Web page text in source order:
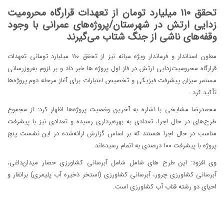
تحقق ۱۱۰ میلیارد تومان از تعهدات قرارگاه محرومیت
زدایی ارتش در شهرستان/پروژه‌های عمرانی با وجود
وقفه‌های ناشی از جنگ شتاب می‌گیرند ️
معاون استاندار و فرماندار ویژه میانه نیز از تحقق ۱۱۰ میلیارد تومانی تعهدات
قرارگاه محرومیت‌زدایی ارتش در فاز اول پروژه ها خبر داد و بر لزوم به‌روزرسانی
مستمر میزان پیشرفت فیزیکی و تخصیص اعتبارات برای آغاز مرحله دوم پروژه‌ها
تأکید کرد. ️
محمدرضا مشایخی با اشاره به آخرین وضعیت پروژه‌ها اظهار کرد: از مجموع
طرح‌های در حال اجرا، تعدادی به بهره‌برداری رسیده و تعدادی نیز با پیشرفت
مناسب در حال اجرا هستند که بر اساس گزارش ارائه‌شده در این نشست پنج
پروژه با پیشرفت ۱۰۰ درصدی به اتمام رسیده‌اند.
وی افزود: این طرح های شامل شامل آبرسانی کشاورزی حصار میدان‌داغی،
آبرسانی کشاورزی چرور، آبرسانی کشاورزی (استخر ذخیره آب پلیمری) برانقار و
احیای دو رشته قناب آب کشاورزی است.